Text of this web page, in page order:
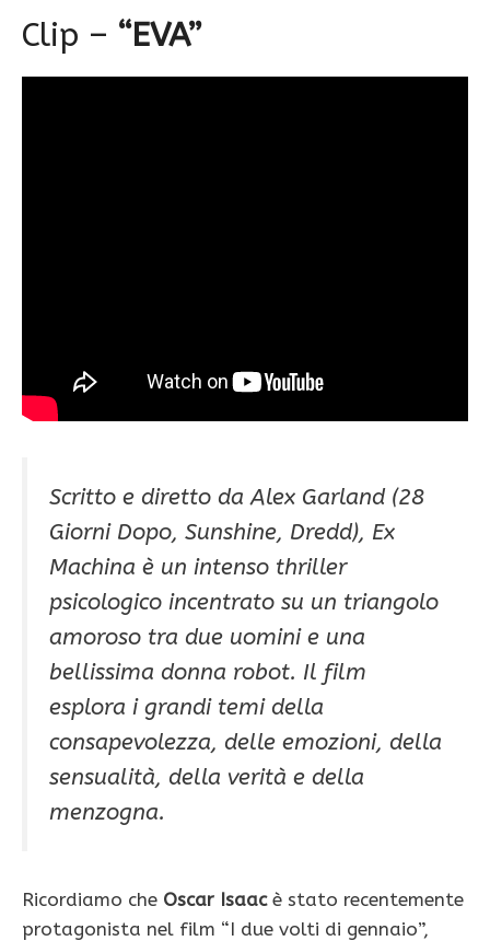
Clip – “EVA”
Scritto e diretto da Alex Garland (28
Giorni Dopo, Sunshine, Dredd), Ex
Machina è un intenso thriller
psicologico incentrato su un triangolo
amoroso tra due uomini e una
bellissima donna robot. Il film
esplora i grandi temi della
consapevolezza, delle emozioni, della
sensualità, della verità e della
menzogna.
Ricordiamo che Oscar Isaacè stato recentemente
protagonista nel film “I due volti di gennaio”,